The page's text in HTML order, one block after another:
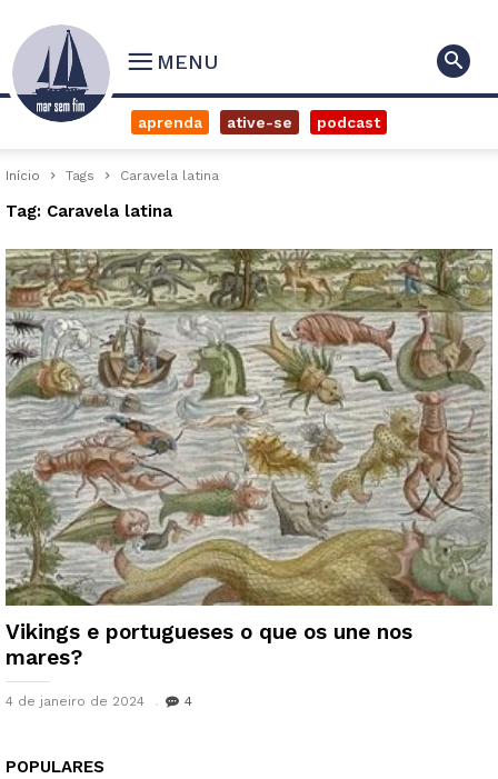
MENU
aprenda ative-se podcast
Início Tags Caravela latina
Tag: Caravela latina
Vikings e portugueses o que os une nos
mares?
4 de janeiro de 2024 4
POPULARES